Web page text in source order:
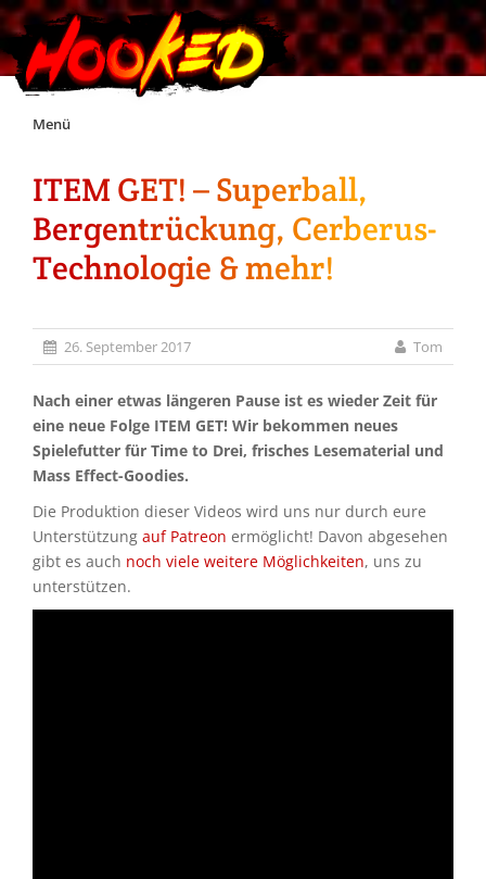
Skip
Menü
Unterstützt Hooked!
Exklusiv für Supporter*innen
ITEM GET! – Superball,
Bergentrückung, Cerberus-
Technologie & mehr!
26. September 2017 Tom
Nach einer etwas längeren Pause ist es wieder Zeit für
eine neue Folge ITEM GET! Wir bekommen neues
Spielefutter für Time to Drei, frisches Lesematerial und
Mass Effect-Goodies.
Die Produktion dieser Videos wird uns nur durch eure
Unterstützung auf Patreon ermöglicht! Davon abgesehen
gibt es auch noch viele weitere Möglichkeiten, uns zu
unterstützen.